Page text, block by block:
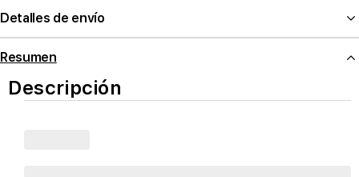
Detalles de envío
Resumen
Descripción